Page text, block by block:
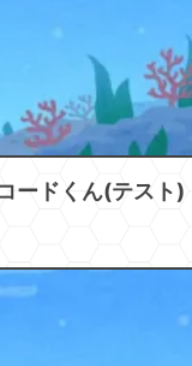
ドくん(テスト)